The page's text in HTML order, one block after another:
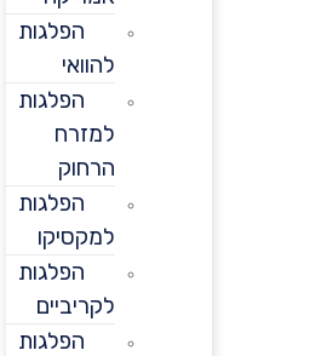
הפלגות
הפלגות
למזרח
הרחוק
הפלגות
למקסיקו
הפלגות
לקריביים
הפלגות